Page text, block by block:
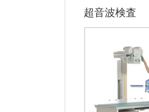
超音波検査